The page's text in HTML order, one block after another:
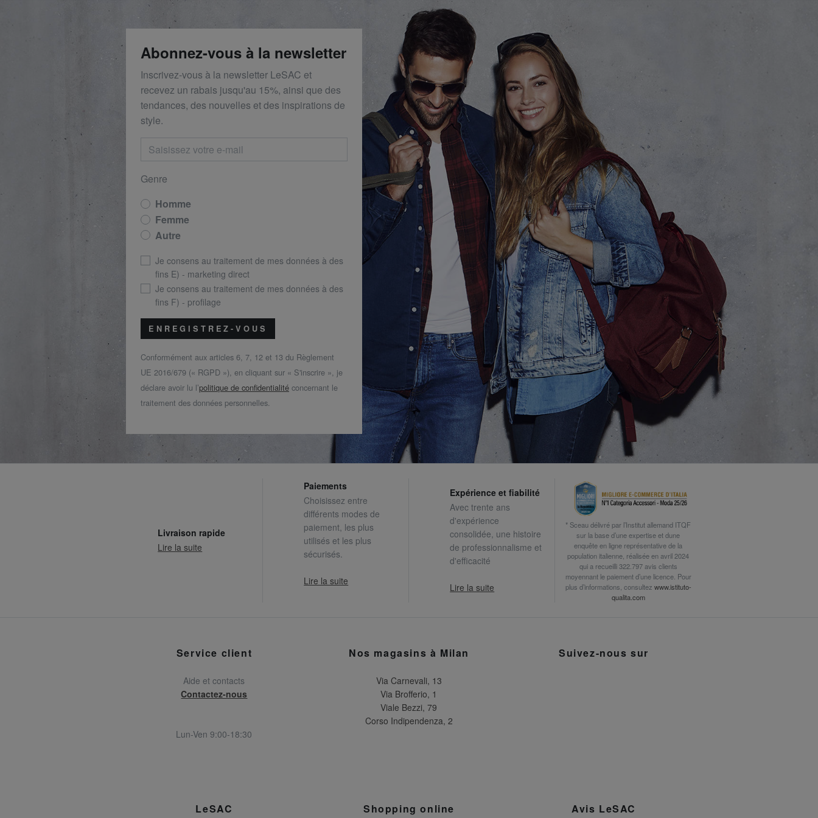
Abonnez-vous à la newsletter
Inscrivez-vous à la newsletter LeSAC et
recevez un rabais jusqu'au 15%, ainsi que des
tendances, des nouvelles et des inspirations de
style.
Genre
Homme
Femme
Autre
Je consens au traitement de mes données à des
fins E) - marketing direct
Je consens au traitement de mes données à des
fins F) - profilage
ENREGISTREZ-VOUS
Conformément aux articles 6, 7, 12 et 13 du Règlement
UE 2016/679 (« RGPD »), en cliquant sur « S'inscrire », je
déclare avoir lu l’politique de confidentialité concernant le
traitement des données personnelles.
Livraison rapide
Lire la suite
Paiements
Choisissez entre
différents modes de
paiement, les plus
utilisés et les plus
sécurisés.
Lire la suite
Expérience et fiabilité
Avec trente ans
d'expérience
consolidée, une histoire
de professionnalisme et
d'efficacité
Lire la suite
* Sceau délivré par l’Institut allemand ITQF
sur la base d’une expertise et dune
enquête en ligne représentative de la
population italienne, réalisée en avril 2024
qui a recueilli 322.797 avis clients
moyennant le paiement d’une licence. Pour
plus d’informations, consultez www.istituto-
qualita.com
Service client
Aide et contacts
Contactez-nous
Lun-Ven 9:00-18:30
Nos magasins à Milan
Via Carnevali, 13
Via Brofferio, 1
Viale Bezzi, 79
Corso Indipendenza, 2
Suivez-nous sur
LeSAC Shopping online Avis LeSAC